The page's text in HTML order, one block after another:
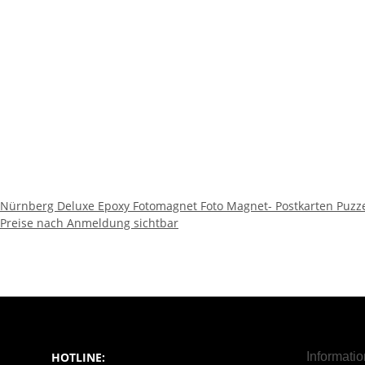
Nürnberg Deluxe Epoxy Fotomagnet Foto Magnet- Postkarten
Preise nach Anmeldung sichtbar
HOTLINE: